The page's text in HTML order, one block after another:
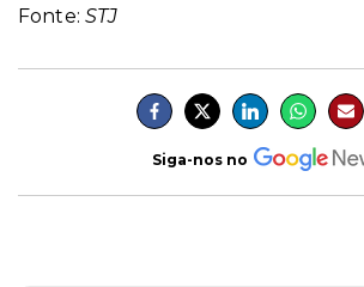
Fonte:STJ
Siga-nos no